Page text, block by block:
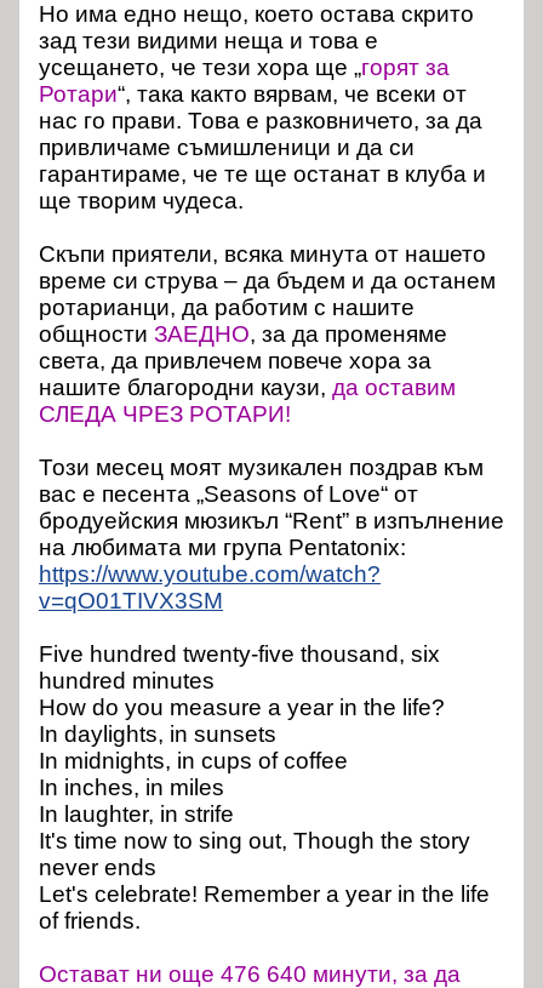
Но има едно нещо, което остава скрито
зад тези видими неща и това е
усещането, че тези хора ще „горят за
Ротари“, така както вярвам, че всеки от
нас го прави. Това е разковничето, за да
привличаме съмишленици и да си
гарантираме, че те ще останат в клуба и
ще творим чудеса.
Скъпи приятели, всяка минута от нашето
време си струва – да бъдем и да останем
ротарианци, да работим с нашите
общности ЗАЕДНО, за да променяме
света, да привлечем повече хора за
нашите благородни каузи, да оставим
СЛЕДА ЧРЕЗ РОТАРИ!
Този месец моят музикален поздрав към
вас е песента „Seasons of Love“ от
бродуейския мюзикъл “Rent” в изпълнение
на любимата ми група Pentatonix:
https://www.youtube.com/watch?
v=qO01TIVX3SM
Five hundred twenty-five thousand, six
hundred minutes
How do you measure a year in the life?
In daylights, in sunsets
In midnights, in cups of coffee
In inches, in miles
In laughter, in strife
It's time now to sing out, Though the story
never ends
Let's celebrate! Remember a year in the life
of friends.
Остават ни още 476 640 минути, за да